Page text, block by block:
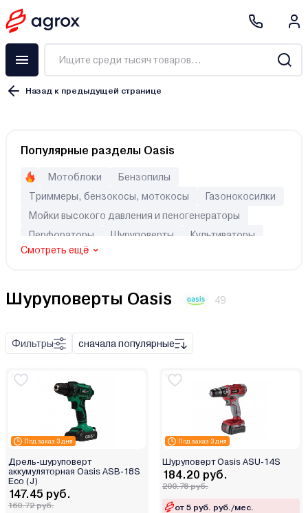
Назад к предыдущей странице
Популярные разделы Oasis
Смотреть ещё
Мотоблоки
Бензопилы
Триммеры, бензокосы, мотокосы
Газонокосилки
Мойки высокого давления и пеногенераторы
Перфораторы
Шуруповерты Культиваторы
Шуруповерты Oasis 49
Безударный
Сеть
Аккумулятор
завинчивание шурупов
долбление
откручивания
Фильтры сначала популярные
Под заказ 3 дня
Дрель-шуруповерт
аккумуляторная Oasis ASB-18S
Eco (J)
147.45 руб.
160.72 руб.
Под заказ 3 дня
Шуруповерт Oasis ASU-14S
184.20 руб.
200.78 руб.
от 5 руб. руб./мес.